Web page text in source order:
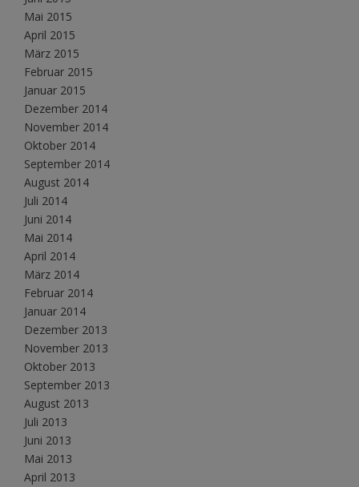
Mai 2015
April 2015
März 2015
Februar 2015
Januar 2015
Dezember 2014
November 2014
Oktober 2014
September 2014
August 2014
Juli 2014
Juni 2014
Mai 2014
April 2014
März 2014
Februar 2014
Januar 2014
Dezember 2013
November 2013
Oktober 2013
September 2013
August 2013
Juli 2013
Juni 2013
Mai 2013
April 2013